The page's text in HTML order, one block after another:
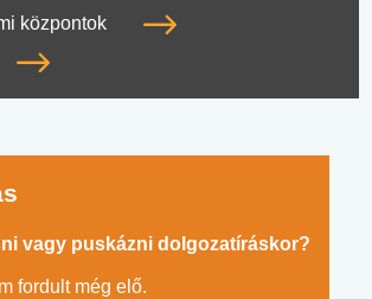
központok
vagy puskázni dolgozatíráskor?
fordult még elő.